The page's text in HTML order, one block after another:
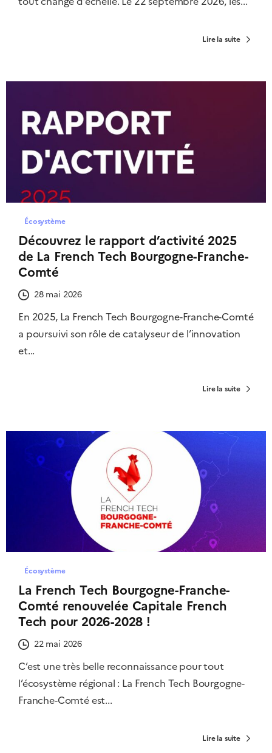
Lire la suite
Écosystème
Découvrez le rapport d’activité 2025
de La French Tech Bourgogne-Franche-
Comté
28 mai 2026
En 2025, La French Tech Bourgogne-Franche-Comté
a poursuivi son rôle de catalyseur de l’innovation
et...
Lire la suite
Écosystème
La French Tech Bourgogne-Franche-
Comté renouvelée Capitale French
Tech pour 2026-2028 !
22 mai 2026
C’est une très belle reconnaissance pour tout
l’écosystème régional : La French Tech Bourgogne-
Franche-Comté est...
Lire la suite